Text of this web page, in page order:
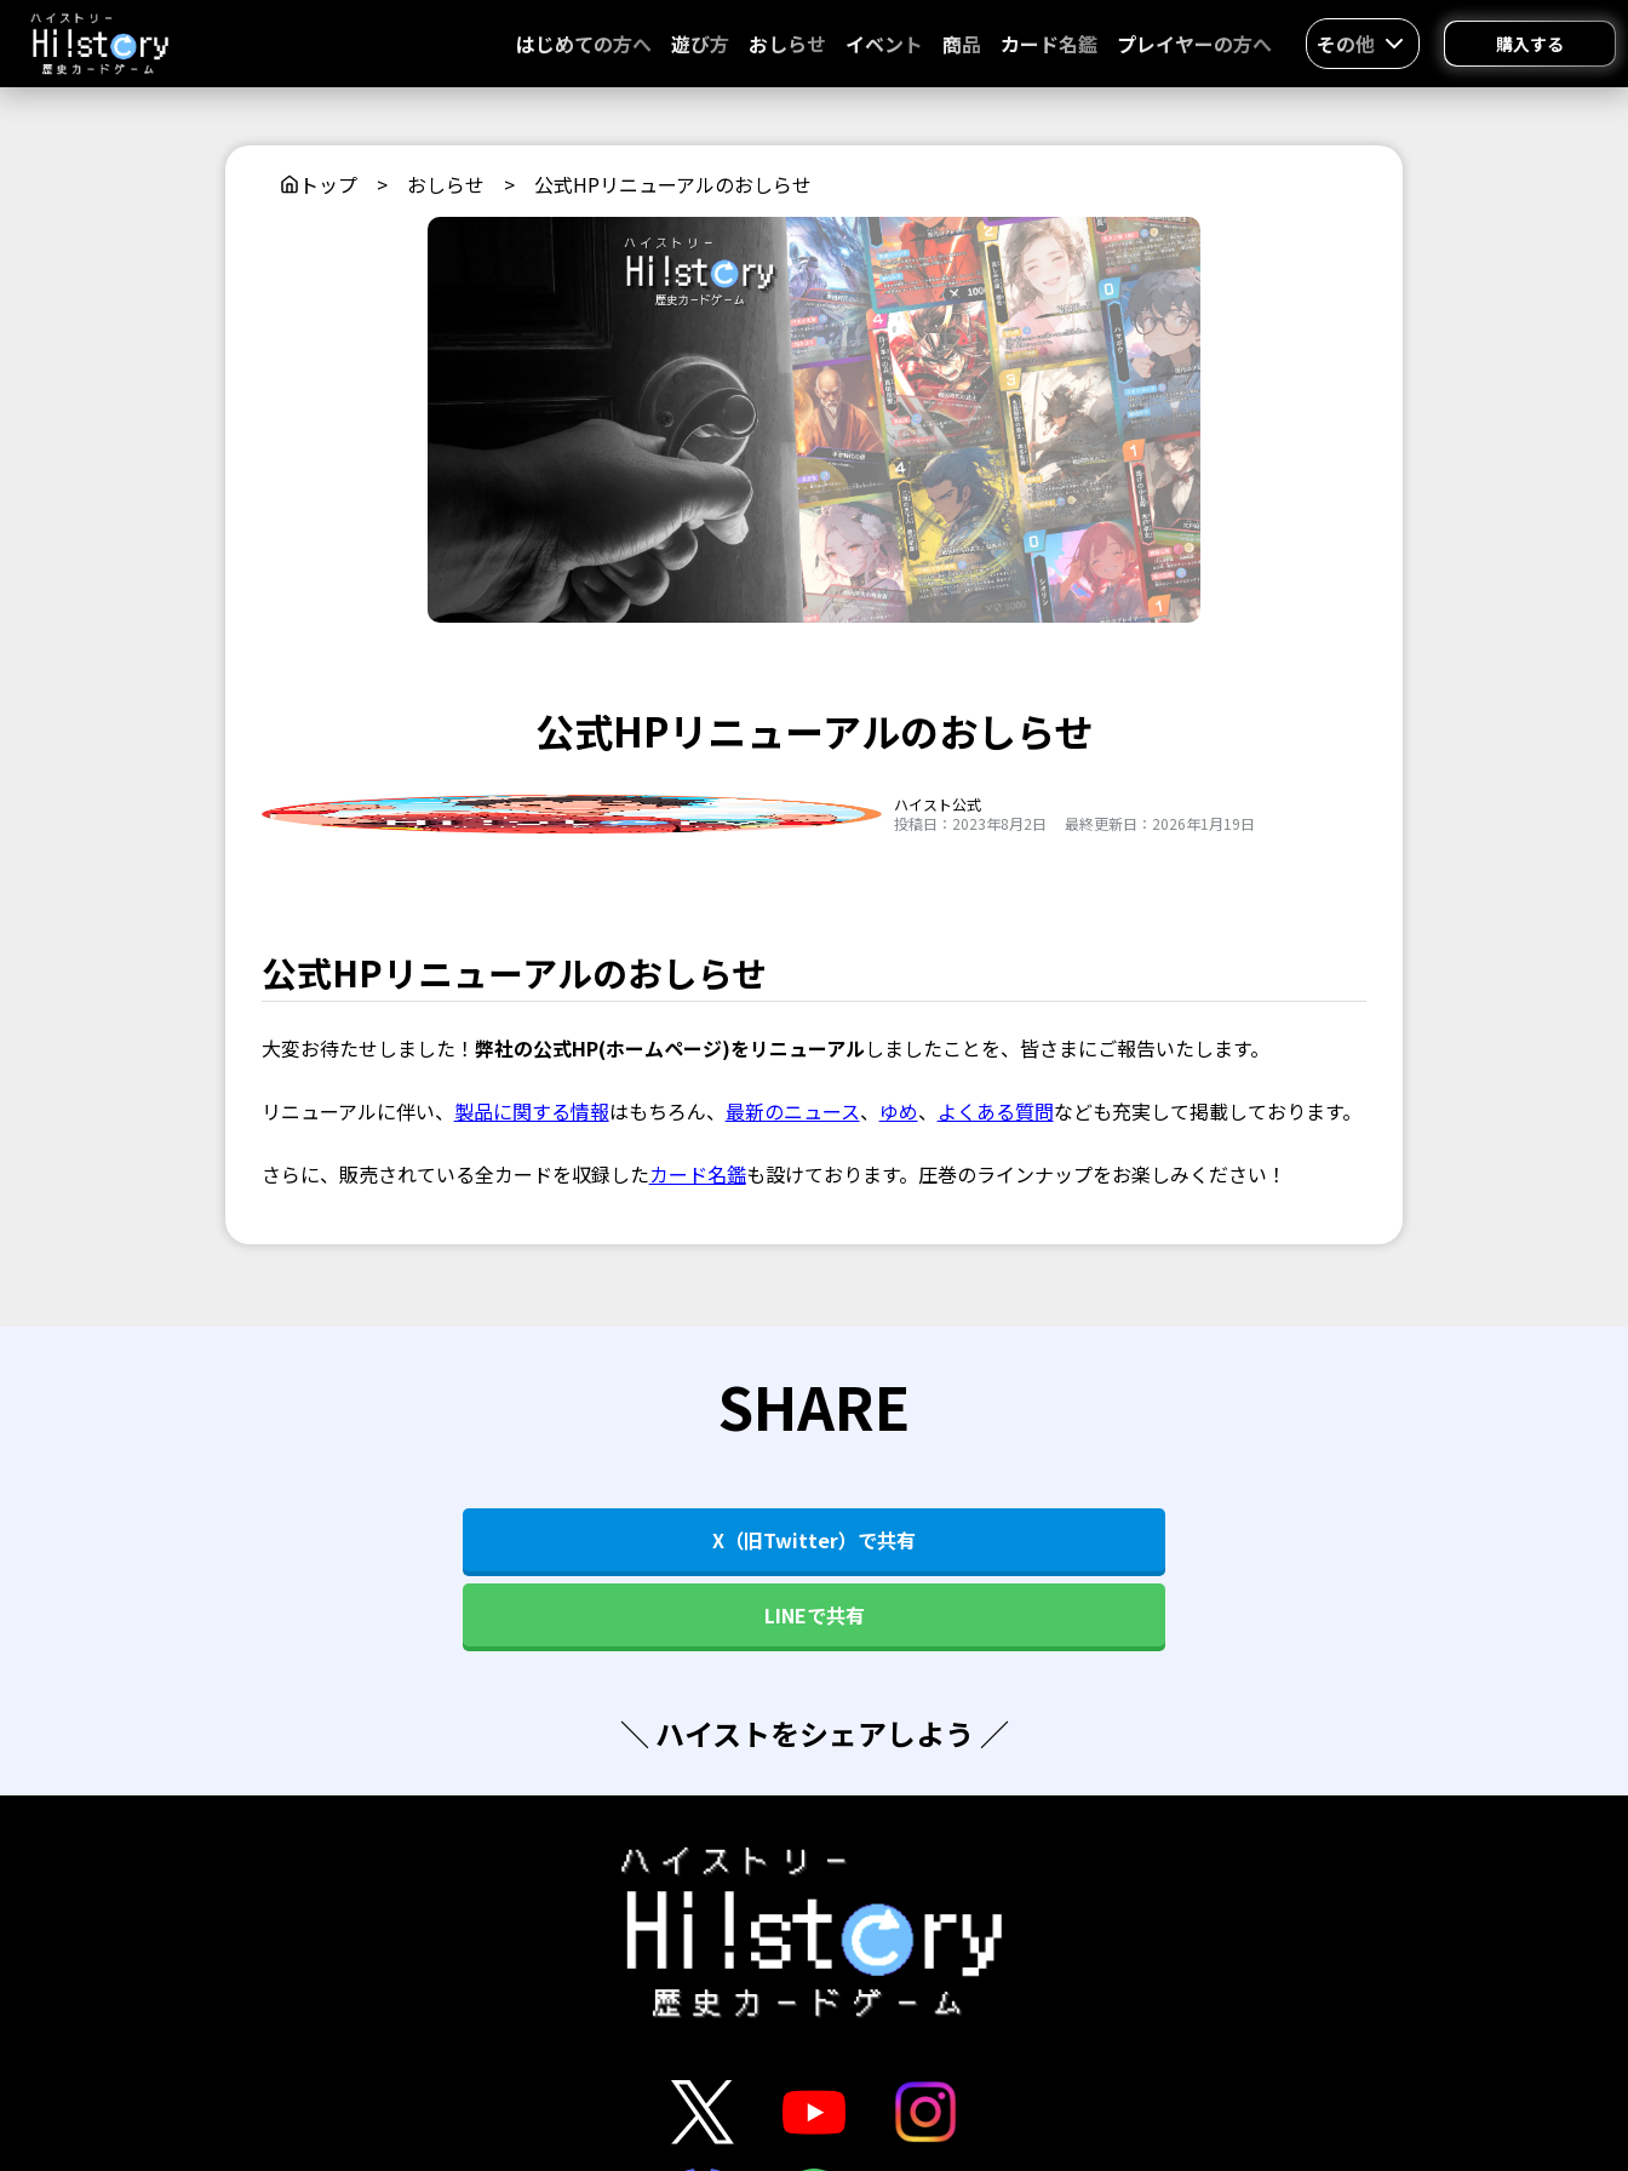
はじめての方へ 遊び方 おしらせ イベント 商品 カード名鑑 プレイヤーの方へ その他 購入する
トップ> おしらせ > 公式HPリニューアルのおしらせ
公式HPリニューアルのおしらせ
ハイスト公式
投稿日：2023年8月2日
最終更新日：2026年1月19日
公式HPリニューアルのおしらせ
大変お待たせしました！ 弊社の公式HP(ホームページ)をリニューアルしましたことを、皆さまにご報告いたします。
リニューアルに伴い、 製品に関する情報はもちろん、 最新のニュース、 ゆめ、 よくある質問なども充実して掲載しております。
さらに、販売されている全カードを収録したカード名鑑も設けております。圧巻のラインナップをお楽しみください！
SHARE
X（旧Twitter）で共有
LINEで共有
＼ ハイストをシェアしよう ／